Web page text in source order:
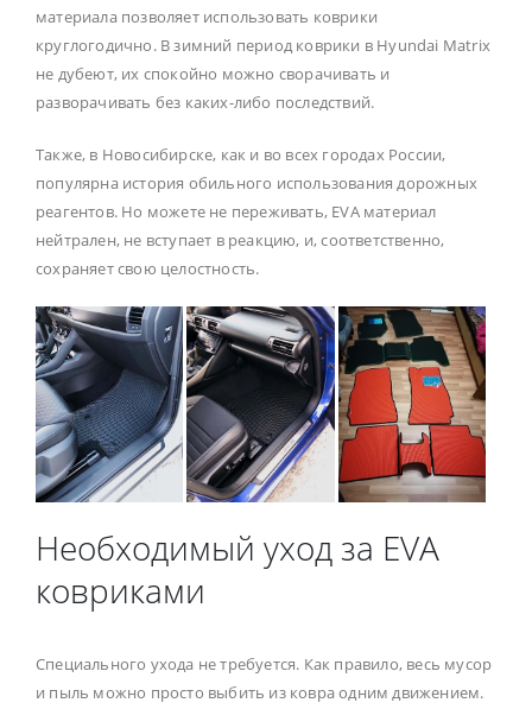
материала позволяет использовать коврики
круглогодично. В зимний период коврики в Hyundai Matrix
не дубеют, их спокойно можно сворачивать и
разворачивать без каких-либо последствий.
Также, в Новосибирске, как и во всех городах России,
популярна история обильного использования дорожных
реагентов. Но можете не переживать, EVA материал
нейтрален, не вступает в реакцию, и, соответственно,
сохраняет свою целостность.
Необходимый уход за EVA
ковриками
Специального ухода не требуется. Как правило, весь мусор
и пыль можно просто выбить из ковра одним движением.